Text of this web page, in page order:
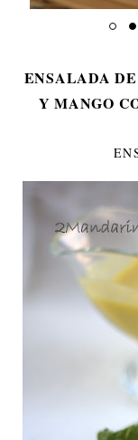
ENSALADA
Y MANGO